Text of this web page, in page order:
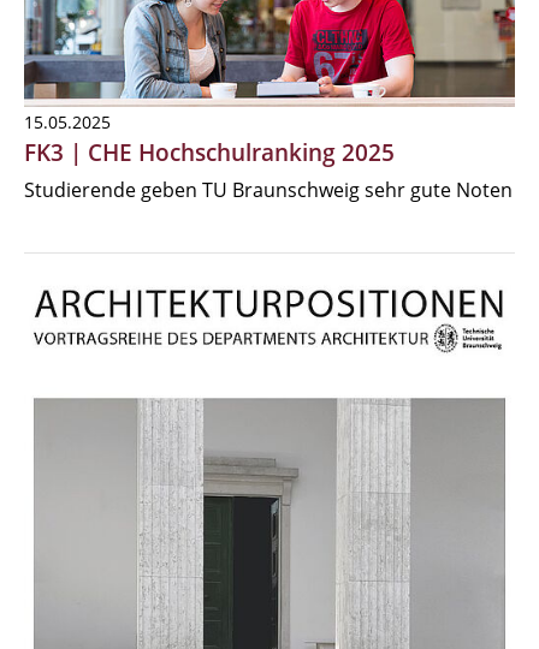
15.05.2025
FK3 | CHE Hochschulranking 2025
Studierende geben TU Braunschweig sehr gute Noten